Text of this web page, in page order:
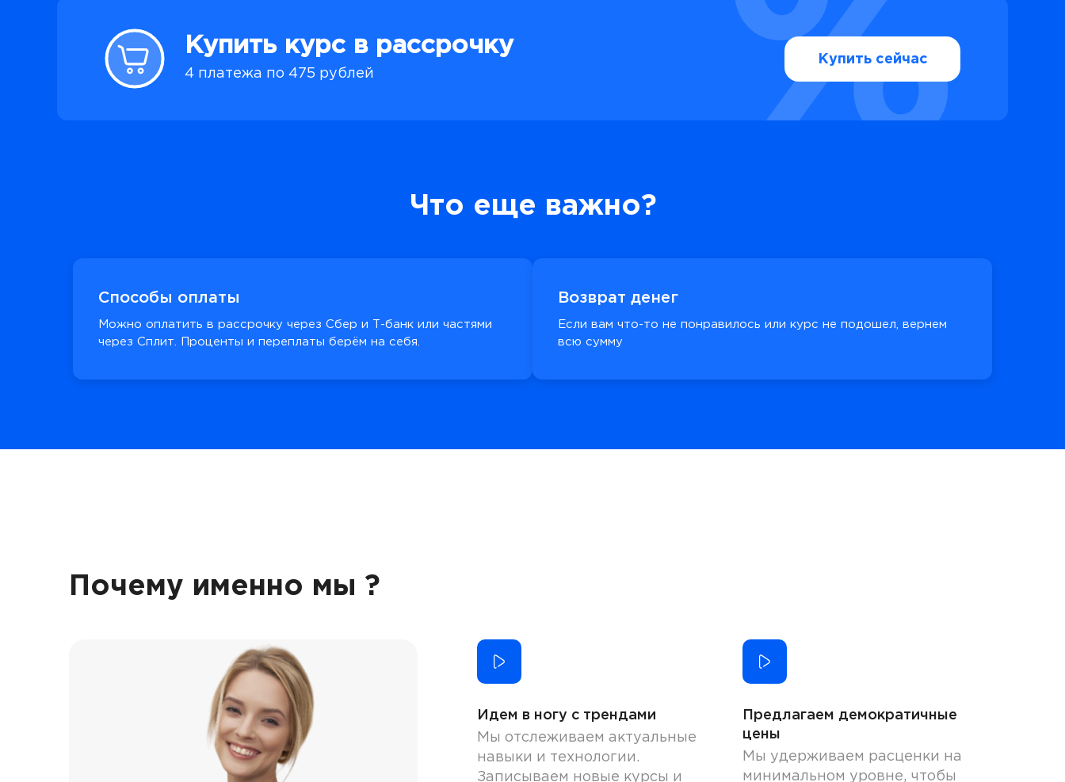
Купить курс в рассрочку
4 платежа по 475 рублей
Купить сейчас
Что еще важно?
Способы оплаты
Можно оплатить в рассрочку через Сбер и Т-банк или частями
через Сплит. Проценты и переплаты берём на себя.
Возврат денег
Если вам что-то не понравилось или курс не подошел, вернем
всю сумму
Почему именно мы ?
Идем в ногу с трендами
Мы отслеживаем актуальные
навыки и технологии.
Записываем новые курсы и
Предлагаем демократичные
цены
Мы удерживаем расценки на
минимальном уровне, чтобы